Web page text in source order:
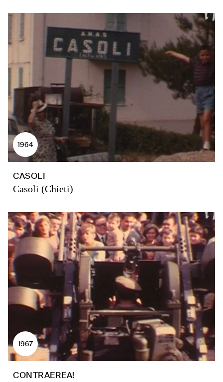
1964
CASOLI
Casoli (Chieti)
1967
CONTRAEREA!